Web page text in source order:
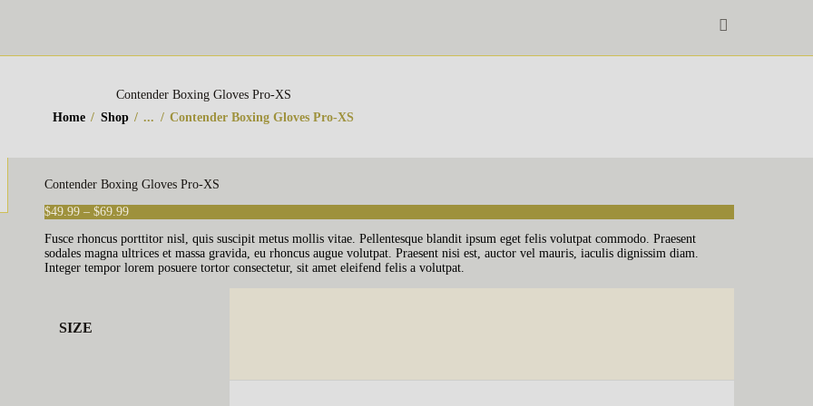
Contender Boxing Gloves Pro-XS
Home
Shop ... Contender Boxing Gloves Pro-XS
ГРУПИ
РОЗКЛАД
Головна KidsBoxing GlovesContender Boxing Gloves Pro-XS
Contender Boxing Gloves Pro-XS
$49 99 – $69 99
від
$49.
9
Fusce rhoncus porttitor nisl, quis suscipit metus mollis vitae. Pellentesque blandit ipsum eget felis volutpat commodo. Praesent
sodales magna ultrices et massa gravida, eu rhoncus augue volutpat. Praesent nisi est, auctor vel mauris, iaculis dignissim diam.
Integer tempor lorem posuere tortor consectetur, sit amet eleifend felis a volutpat.
SIZE